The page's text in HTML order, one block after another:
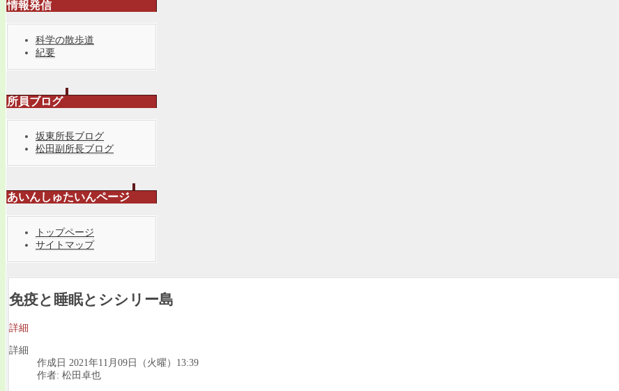
情報発信
科学の散歩道
紀要
所員ブログ
坂東所長ブログ
松田副所長ブログ
あいんしゅたいんページ
トップページ
サイトマップ
免疫と睡眠とシシリー島
詳細
詳細
作成日 2021年11月09日（火曜）13:39
作者: 松田卓也